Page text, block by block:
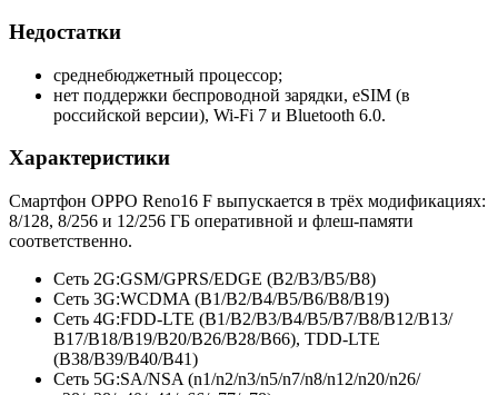
Недостатки
среднебюджетный процессор;
нет поддержки беспроводной зарядки, eSIM (в
российской версии), Wi-Fi 7 и Bluetooth 6.0.
Характеристики
Смартфон OPPO Reno16 F выпускается в трёх модификациях:
8/128, 8/256 и 12/256 ГБ оперативной и флеш-памяти
соответственно.
Сеть 2G:GSM/GPRS/EDGE (B2/B3/B5/B8)
Сеть 3G:WCDMA (B1/B2/B4/B5/B6/B8/B19)
Сеть 4G:FDD-LTE (B1/B2/B3/B4/B5/B7/B8/B12/B13/
B17/B18/B19/B20/B26/B28/B66), TDD-LTE
(B38/B39/B40/B41)
Сеть 5G:SA/NSA (n1/n2/n3/n5/n7/n8/n12/n20/n26/